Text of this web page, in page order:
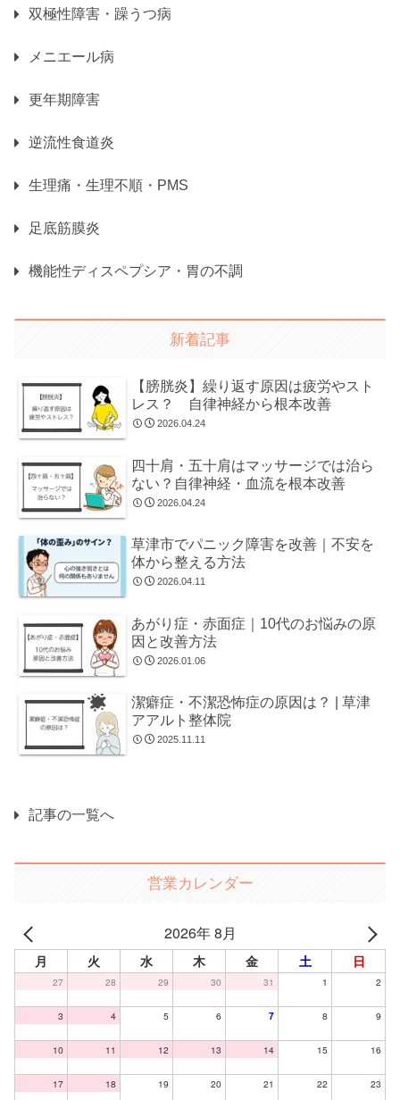
双極性障害・躁うつ病
メニエール病
更年期障害
逆流性食道炎
生理痛・生理不順・PMS
足底筋膜炎
機能性ディスペプシア・胃の不調
新着記事
【膀胱炎】繰り返す原因は疲労やスト
レス？ 自律神経から根本改善
2026.04.24
四十肩・五十肩はマッサージでは治ら
ない？自律神経・血流を根本改善
2026.04.24
草津市でパニック障害を改善｜不安を
体から整える方法
2026.04.11
あがり症・赤面症｜10代のお悩みの原
因と改善方法
2026.01.06
潔癖症・不潔恐怖症の原因は？ | 草津
アアルト整体院
2025.11.11
記事の一覧へ
営業カレンダー
2026年 8月
月 火 水 木 金 土 日
27 28 29 30 31 1 2
3 4 5 6 7 8 9
10 11 12 13 14 15 16
17 18 19 20 21 22 23